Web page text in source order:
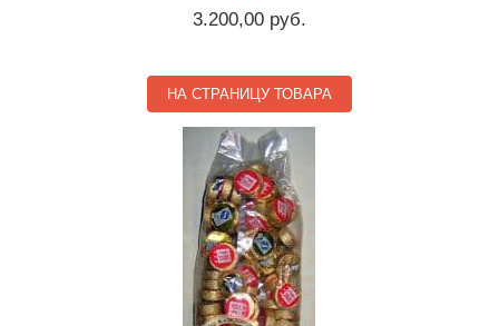
3.200,00 руб.
НА СТРАНИЦУ ТОВАРА